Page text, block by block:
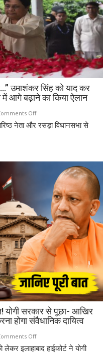
उमाशंकर सिंह को याद कर
में आगे बढ़ाने का किया ऐलान
Offon
“मुझे
उमाशंकर
सिंह
को
याद
कर
भावुक
हुईं
मायावती,
बेटे
को
राजनीति
में
नेता और रसड़ा विधानसभा से
योगी सरकार से पूछा- आखिर
होगा संवैधानिक दायित्व
Offon
यूपी
इलाहाबाद हाईकोर्ट ने योगी